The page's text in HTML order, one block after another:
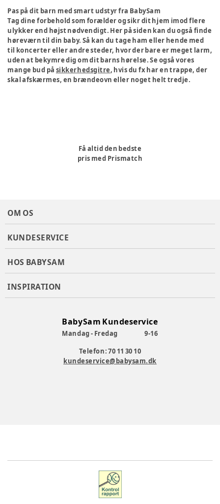
Pas på dit barn med smart udstyr fra BabySam
Tag dine forbehold som forælder og sikr dit hjem imod flere
ulykker end højst nødvendigt. Her på siden kan du også finde
høreværn til din baby. Så kan du tage ham eller hende med
til koncerter eller andre steder, hvor der bare er meget larm,
uden at bekymre dig om dit barns hørelse. Se også vores
mange bud på sikkerhedsgitre, hvis du fx har en trappe, der
skal afskærmes, en brændeovn eller noget helt tredje.
Få altid den bedste
pris med Prismatch
OM OS
KUNDESERVICE
HOS BABYSAM
INSPIRATION
BabySam Kundeservice
Mandag - Fredag
9-16
Telefon: 70 11 30 10
kundeservice@babysam.dk